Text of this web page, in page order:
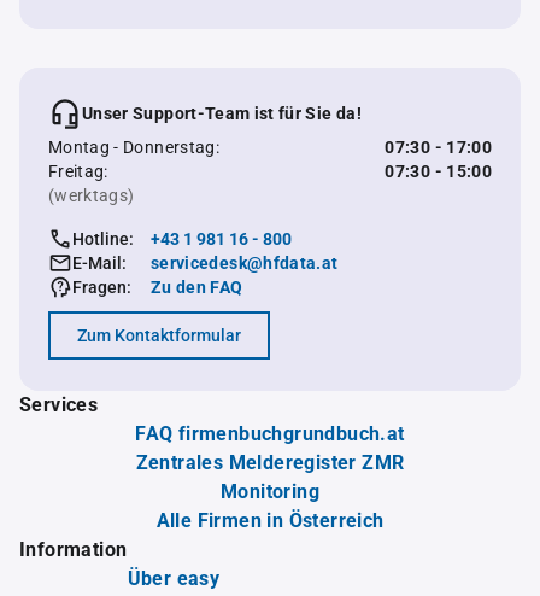
Unser Support-Team ist für Sie da!
Montag - Donnerstag:
07:30 - 17:00
Freitag:
07:30 - 15:00
(werktags)
Hotline:
+43 1 981 16 - 800
E-Mail:
servicedesk@hfdata.at
Fragen:
Zu den FAQ
Zum Kontaktformular
Services
FAQ firmenbuchgrundbuch.at
Zentrales Melderegister ZMR
Monitoring
Alle Firmen in Österreich
Information
Über easy